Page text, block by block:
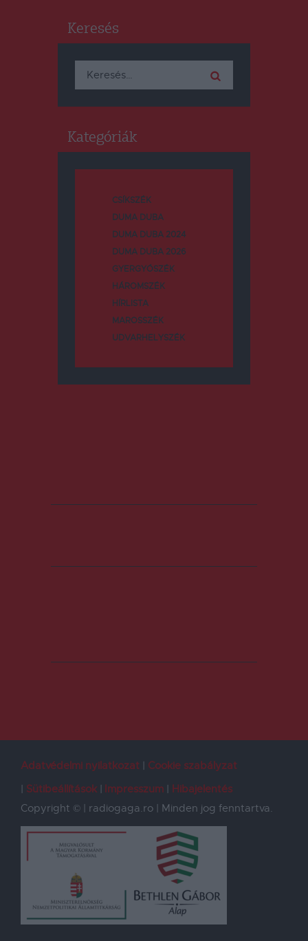
Keresés
Keresés:
Kategóriák
CSÍKSZÉK
DUMA DUBA
DUMA DUBA 2024
DUMA DUBA 2026
GYERGYÓSZÉK
HÁROMSZÉK
HÍRLISTA
MAROSSZÉK
UDVARHELYSZÉK
Adatvédelmi nyilatkozat
Cookie szabályzat
Sütibeállítások
Impresszum
Hibajelentés
Copyright © | radiogaga.ro | Minden jog fenntartva.